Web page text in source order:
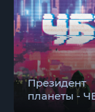
Президент
планеты -